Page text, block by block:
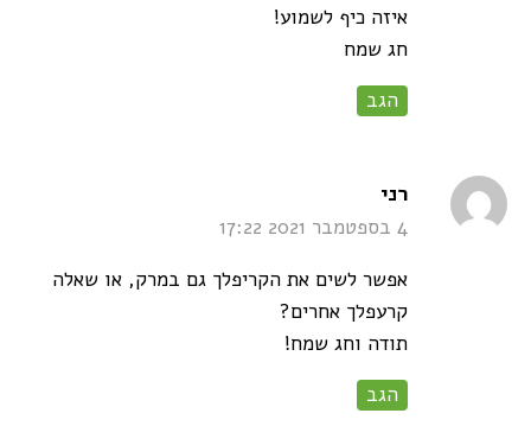
איזה כיף לשמוע!
חג שמח
הגב
רני
4 בספטמבר 2021 17:22
אפשר לשים את הקריפלך גם במרק, או שאלה
קרעפלך אחרים?
תודה וחג שמח!
הגב